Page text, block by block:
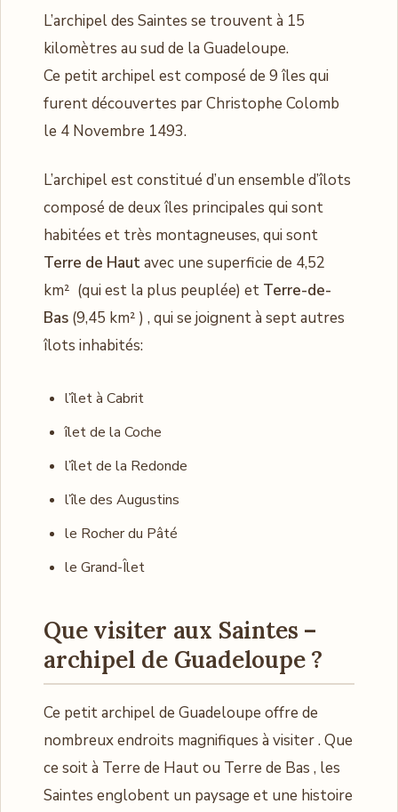
L’archipel des Saintes se trouvent à 15
kilomètres au sud de la Guadeloupe.
Ce petit archipel est composé de 9 îles qui
furent découvertes par Christophe Colomb
le 4 Novembre 1493.
L’archipel est constitué d’un ensemble d’îlots
composé de deux îles principales qui sont
habitées et très montagneuses, qui sont
Terre de Hautavec une superficie de 4,52
km² (qui est la plus peuplée) et Terre-de-
Bas (9,45 km² ) , qui se joignent à sept autres
îlots inhabités:
l’îlet à Cabrit
îlet de la Coche
l’îlet de la Redonde
l’île des Augustins
le Rocher du Pâté
le Grand-Îlet
Que visiter aux Saintes –
archipel de Guadeloupe ?
Ce petit archipel de Guadeloupe offre de
nombreux endroits magnifiques à visiter . Que
ce soit à Terre de Haut ou Terre de Bas , les
Saintes englobent un paysage et une histoire